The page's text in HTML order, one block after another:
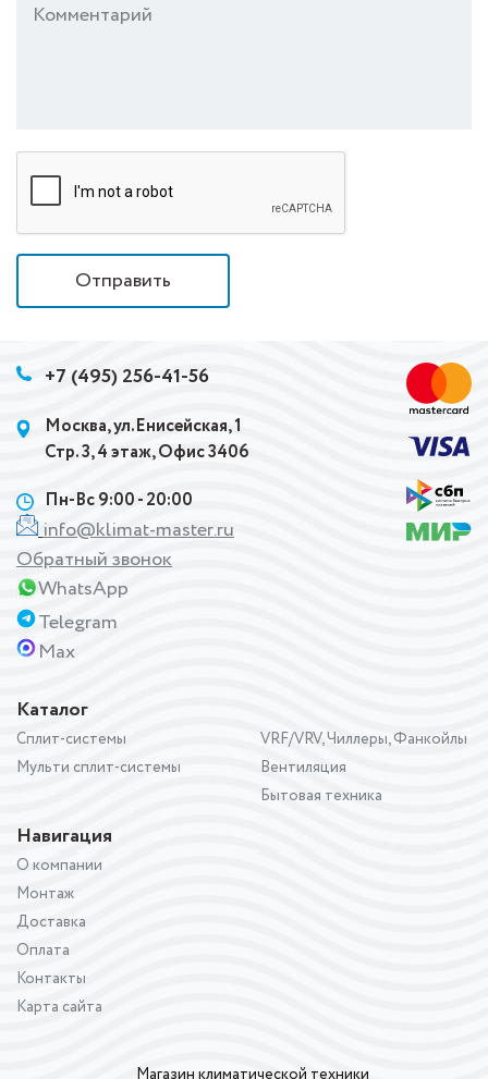
Отправить
Каталог
Сплит-системы
Мульти сплит-системы
VRF/VRV, Чиллеры, Фанкойлы
Вентиляция
Бытовая техника
Навигация
О компании
Монтаж
Доставка
Оплата
Контакты
Карта сайта
+7 (495) 256-41-56
Москва, ул.Енисейская, 1
Стр. 3, 4 этаж, Офис 3406
Пн-Вс 9:00 - 20:00
info@klimat-master.ru
Обратный звонок
WhatsApp
Telegram
Max
Магазин климатической техники